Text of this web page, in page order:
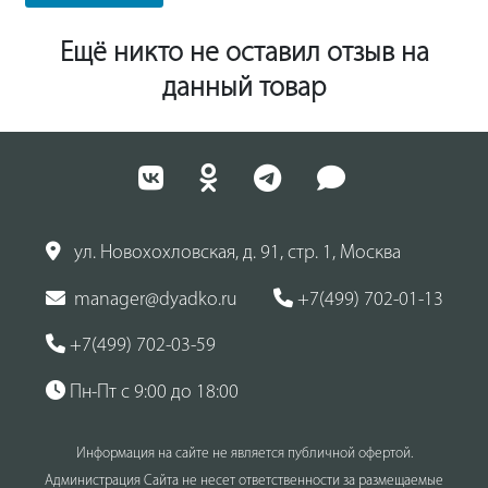
Ещё никто не оставил отзыв на
данный товар
ул. Новохохловская, д. 91, стр. 1, Москва
manager@dyadko.ru +7(499) 702-01-13
+7(499) 702-03-59
Пн-Пт с 9:00 до 18:00
Информация на сайте не является публичной офертой.
Администрация Сайта не несет ответственности за размещаемые